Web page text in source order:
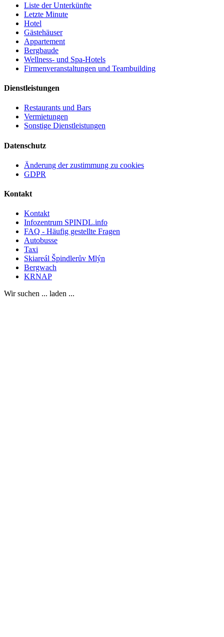
Liste der Unterkünfte
Letzte Minute
Hotel
Gästehäuser
Appartement
Bergbaude
Wellness- und Spa-Hotels
Firmenveranstaltungen und Teambuilding
Dienstleistungen
Restaurants und Bars
Vermietungen
Sonstige Dienstleistungen
Datenschutz
Änderung der zustimmung zu cookies
GDPR
Kontakt
Kontakt
Infozentrum SPINDL.info
FAQ - Häufig gestellte Fragen
Autobusse
Taxi
Skiareál Špindlerův Mlýn
Bergwach
KRNAP
Wir suchen ... laden ...